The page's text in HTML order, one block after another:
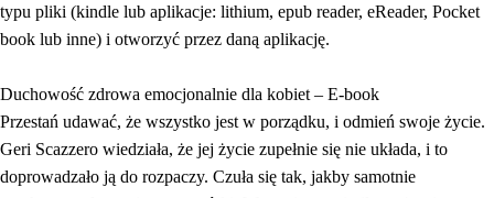
typu pliki (kindle lub aplikacje: lithium, epub reader, eReader, Pocket
book lub inne) i otworzyć przez daną aplikację.
Duchowość zdrowa emocjonalnie dla kobiet – E-book
Przestań udawać, że wszystko jest w porządku, i odmień swoje życie.
Geri Scazzero wiedziała, że jej życie zupełnie się nie układa, i to
doprowadzało ją do rozpaczy. Czuła się tak, jakby samotnie